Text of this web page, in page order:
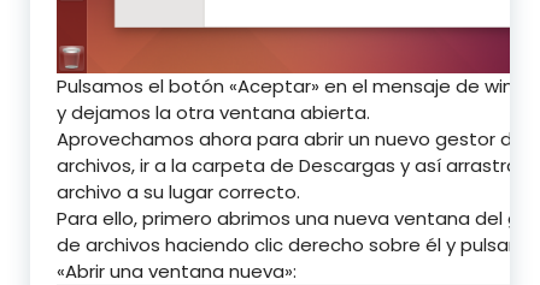
Pulsamos el botón «Aceptar» en el mensaje de
y dejamos la otra ventana abierta.
Aprovechamos ahora para abrir un nuevo gestor de
archivos, ir a la carpeta de Descargas y así arrastrar
archivo a su lugar correcto.
Para ello, primero abrimos una nueva ventana del
de archivos haciendo clic derecho sobre él y
«Abrir una ventana nueva»: